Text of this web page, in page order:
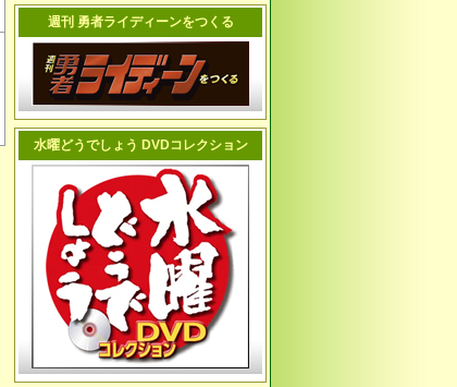
週刊 勇者ライディーンをつくる
水曜どうでしょう DVDコレクション